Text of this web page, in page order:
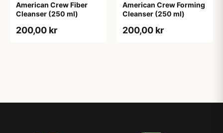
American Crew Fiber
Cleanser (250 ml)
200,00 kr
American Crew Forming
Cleanser (250 ml)
200,00 kr